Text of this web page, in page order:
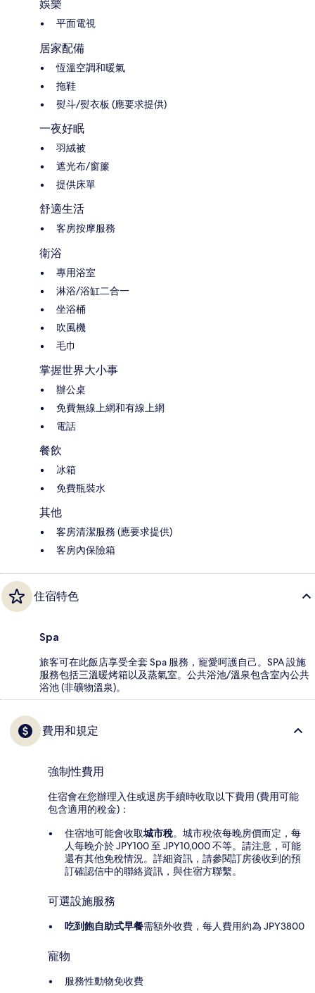
娛樂
平面電視
居家配備
恆溫空調和暖氣
拖鞋
熨斗/熨衣板 (應要求提供)
一夜好眠
羽絨被
遮光布/窗簾
提供床單
舒適生活
客房按摩服務
衛浴
專用浴室
淋浴/浴缸二合一
坐浴桶
吹風機
毛巾
掌握世界大小事
辦公桌
免費無線上網和有線上網
電話
餐飲
冰箱
免費瓶裝水
其他
客房清潔服務 (應要求提供)
客房內保險箱
住宿特色
Spa
旅客可在此飯店享受全套 Spa 服務，寵愛呵護自己。SPA 設施
服務包括三溫暖烤箱以及蒸氣室。公共浴池/溫泉包含室內公共
浴池 (非礦物溫泉)。
費用和規定
強制性費用
住宿會在您辦理入住或退房手續時收取以下費用 (費用可能
包含適用的稅金)：
住宿地可能會收取城市稅。城市稅依每晚房價而定，每
人每晚介於 JPY100 至 JPY10,000 不等。請注意，可能
還有其他免稅情況。詳細資訊，請參閱訂房後收到的預
訂確認信中的聯絡資訊，與住宿方聯繫。
可選設施服務
吃到飽自助式早餐需額外收費，每人費用約為 JPY3800
寵物
服務性動物免收費